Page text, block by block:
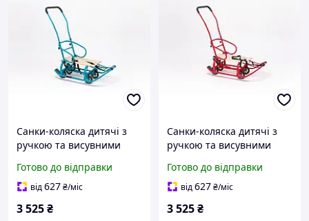
Санки-коляска дитячі з
ручкою та висувними
бірюзові (Патріот)
Готово до відправки
від627₴/міс
3 525₴
Санки-коляска дитячі з
ручкою та висувними
червоні (Патріот)
Готово до відправки
від627₴/міс
3 525₴